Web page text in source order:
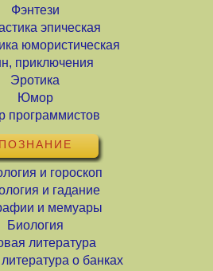
Фэнтези
эпическая
юмористическая
приключения
Эротика
Юмор
программистов
ПОЗНАНИЕ
и гороскоп
и гадание
и мемуары
Биология
литература
о банках